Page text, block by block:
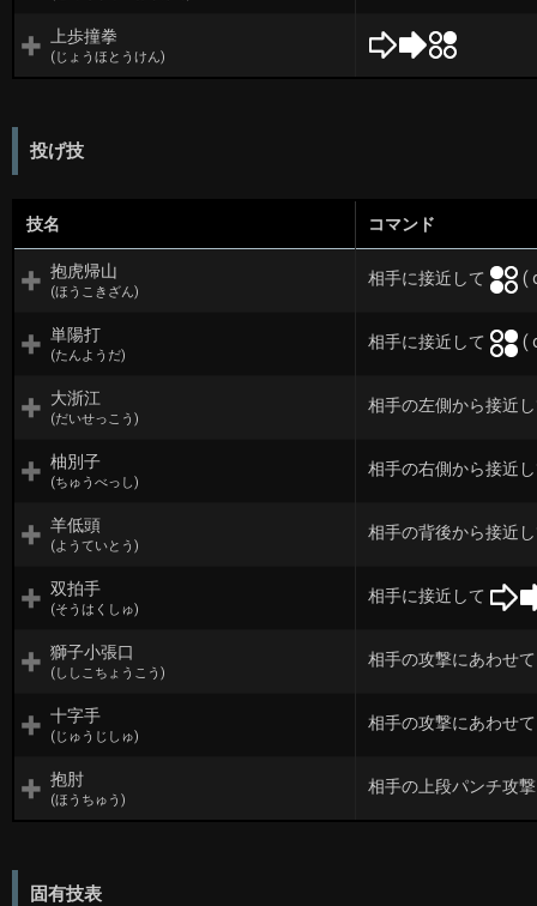
上歩撞拳
(じょうほとうけん)
投げ技
技名 コマンド
抱虎帰山
(ほうこきざん)
相手に接近して (
単陽打
(たんようだ)
相手に接近して (
大浙江
(だいせっこう)
相手の左側から接近
柚別子
(ちゅうべっし)
相手の右側から接近
羊低頭
(ようていとう)
相手の背後から接近
双拍手
(そうはくしゅ)
相手に接近して
獅子小張口
(ししこちょうこう)
相手の攻撃にあわせ
十字手
(じゅうじしゅ)
相手の攻撃にあわせ
抱肘
(ほうちゅう)
相手の上段パンチ攻
固有技表